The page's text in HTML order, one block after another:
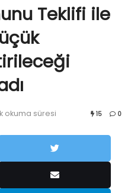
Teklifi ile
okuma süresi 15 0